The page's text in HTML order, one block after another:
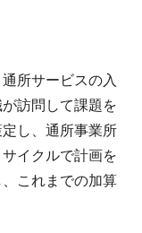
所サービスの入
訪問して課題を
し、通所事業所
イクルで計画を
これまでの加算